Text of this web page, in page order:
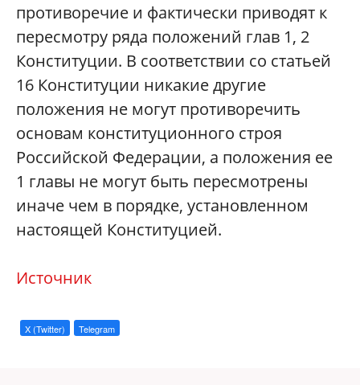
противоречие и фактически приводят к
пересмотру ряда положений глав 1, 2
Конституции. В соответствии со статьей
16 Конституции никакие другие
положения не могут противоречить
основам конституционного строя
Российской Федерации, а положения ее
1 главы не могут быть пересмотрены
иначе чем в порядке, установленном
настоящей Конституцией.
Источник
X (Twitter) Telegram